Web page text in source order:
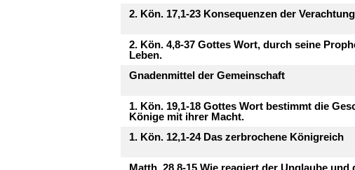
2. Kön. 17,1-23 Konsequenzen der
2. Kön. 4,8-37 Gottes Wort, durch seine
Leben.
Gnadenmittel der Gemeinschaft
1. Kön. 19,1-18 Gottes Wort bestimmt die
Könige mit ihrer Macht.
1. Kön. 12,1-24 Das zerbrochene Königreich
Matth. 28,8-15 Wie reagiert der Unglaube